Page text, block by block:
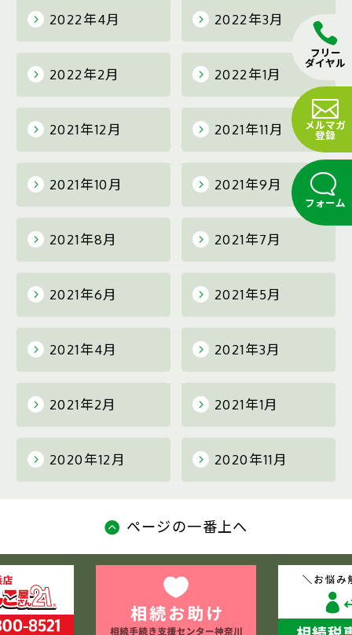
フリー
ダイヤル
メルマガ
登録
フォーム
2022年4月 2022年3月
2022年2月 2022年1月
2021年12月 2021年11月
2021年10月 2021年9月
2021年8月 2021年7月
2021年6月 2021年5月
2021年4月 2021年3月
2021年2月 2021年1月
2020年12月 2020年11月
ページの一番上へ